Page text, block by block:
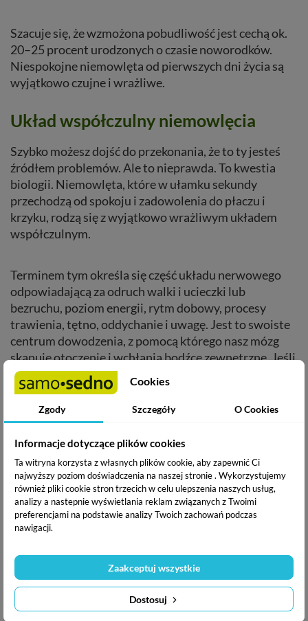
Szacuje się, że wzmożona pobudliwość jest cechą ok.
20–25 procent urodzonych o czasie noworodków.
Niespokojne niemowlęta od pierwszych dni życia są
wyjątkowo czujne i wrażliwe.
Układ współczulny niemowlęcia
Szybko możesz dojść do przekonania, że to ty jesteś
źródłem problemów. Ale to nieprawda. To kwestia
biologii. Niemowlęta, które w ułamku sekundy
przechodzą od spokoju i zadowolenia do płaczu i
krzyku, rodzą się z wyjątkowo wrażliwym układem
współczulnym.
Terminem tym określa się część układu nerwowego
odpowiadającą za odruch walki i ucieczki lub
bezruchu, poziom energii, rytm dobowy, procesy
trawienia, tętno, oddychanie i uwagę. Jest to swoiste
centrum dowodzenia, z pomocą którego nasz mózg
skanuje otoczenie i wchłania bodźce zewnętrzne. Jeśli
zauważy coś nietypowego – jakąś zmianę,
niespodziankę – to wysyła sygnał do innych układów
ciała: „Uwaga! Możliwe zagrożenie!”.
Jeśli potwierdzi niebezpieczeństwo, to mobilizuje
wszystkie zasoby energii, szybkości i siły, żeby
przygotować się do walki lub ucieczki, bądź każe nam
zastygnąć w bezruchu. Nasze tętno rośnie, oddech
przyspiesza, zwiększa się dopływ krwi do mięśni, a my
skupiamy uwagę na zagrożeniu. Jeśli bodziec okaże się
do stanu równowagi. Umiejętność przyśpieszania i
spowalniania reakcji biologicznych organizmu
odpowiednio do sytuacji nazywana jest
samoregulacją.
Cookies
Zgody Szczegóły O Cookies
Informacje dotyczące plików cookies
Ta witryna korzysta z własnych plików cookie, aby zapewnić Ci
najwyższy poziom doświadczenia na naszej stronie . Wykorzystujemy
również pliki cookie stron trzecich w celu ulepszenia naszych usług,
analizy a nastepnie wyświetlania reklam związanych z Twoimi
preferencjami na podstawie analizy Twoich zachowań podczas
nawigacji.
Dostosuj
Zaakceptuj wszystkie